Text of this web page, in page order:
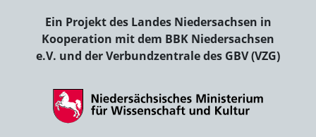
Ein Projekt des Landes Niedersachsen in
Kooperation mit dem BBK Niedersachsen
e.V. und der Verbundzentrale des GBV (VZG)